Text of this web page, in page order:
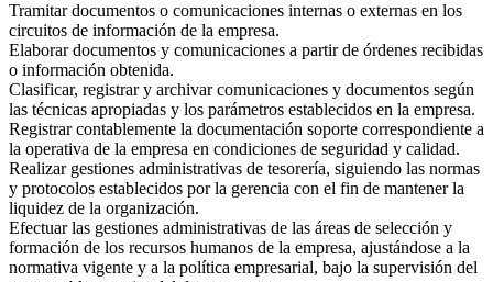
Tramitar documentos o comunicaciones internas o externas en los
circuitos de información de la empresa.
Elaborar documentos y comunicaciones a partir de órdenes recibidas
o información obtenida.
Clasificar, registrar y archivar comunicaciones y documentos según
las técnicas apropiadas y los parámetros establecidos en la empresa.
Registrar contablemente la documentación soporte correspondiente a
la operativa de la empresa en condiciones de seguridad y calidad.
Realizar gestiones administrativas de tesorería, siguiendo las normas
y protocolos establecidos por la gerencia con el fin de mantener la
liquidez de la organización.
Efectuar las gestiones administrativas de las áreas de selección y
formación de los recursos humanos de la empresa, ajustándose a la
normativa vigente y a la política empresarial, bajo la supervisión del